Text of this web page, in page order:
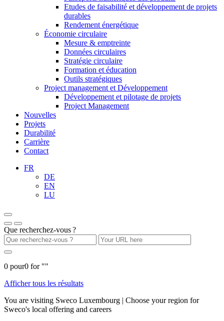
Etudes de faisabilité et développement de projets
durables
Rendement énergétique
Économie circulaire
Mesure & emptreinte
Données circulaires
Stratégie circulaire
Formation et éducation
Outils stratégiques
Project management et Développement
Développement et pilotage de projets
Project Management
Nouvelles
Projets
Durabilité
Carrière
Contact
FR
DE
EN
LU
Que recherchez-vous ?
0 pour0 for ""
Afficher tous les résultats
You are visiting Sweco Luxembourg | Choose your region for
Sweco's local offering and careers